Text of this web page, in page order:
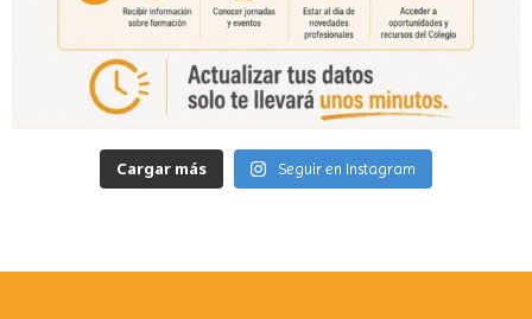
Cargar más Seguir en Instagram